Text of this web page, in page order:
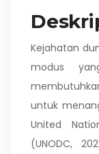
Kejahatan
modus
untuk
United
(UNODC,